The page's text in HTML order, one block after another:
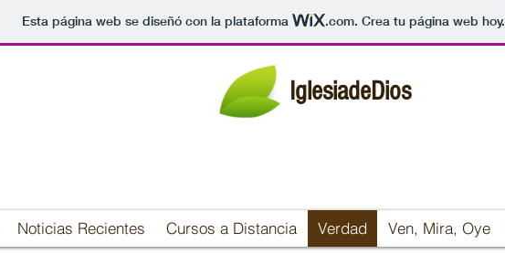
Esta página web se diseñó con la plataforma .com. Crea tu página web hoy.
IglesiadeDios
Noticias Recientes Cursos a Distancia Verdad Ven, Mira, Oye